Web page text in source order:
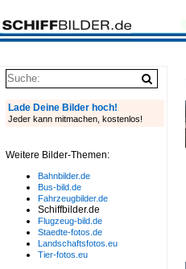
Lade Deine Bilder hoch!
Jeder kann mitmachen, kostenlos!
Weitere Bilder-Themen:
Bahnbilder.de
Bus-bild.de
Fahrzeugbilder.de
Schiffbilder.de
Flugzeug-bild.de
Staedte-fotos.de
Landschaftsfotos.eu
Tier-fotos.eu